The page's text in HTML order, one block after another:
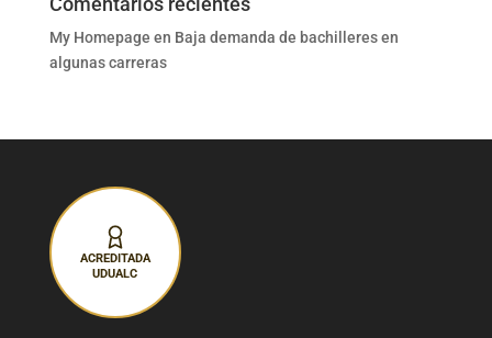
My Homepage en Baja demanda de bachilleres en
algunas carreras
ACREDITADA
UDUALC